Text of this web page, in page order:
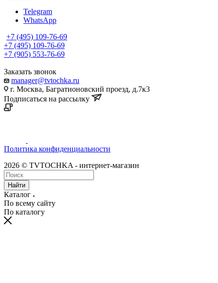
Telegram
WhatsApp
+7 (495) 109-76-69
+7 (495) 109-76-69
+7 (905) 553-76-69
Заказать звонок
manager@tvtochka.ru
г. Москва, Багратионовский проезд, д.7к3
Подписаться на рассылку
Политика конфиденциальности
2026 © TVTOCHKA - интернет-магазин
Найти
Каталог
По всему сайту
По каталогу